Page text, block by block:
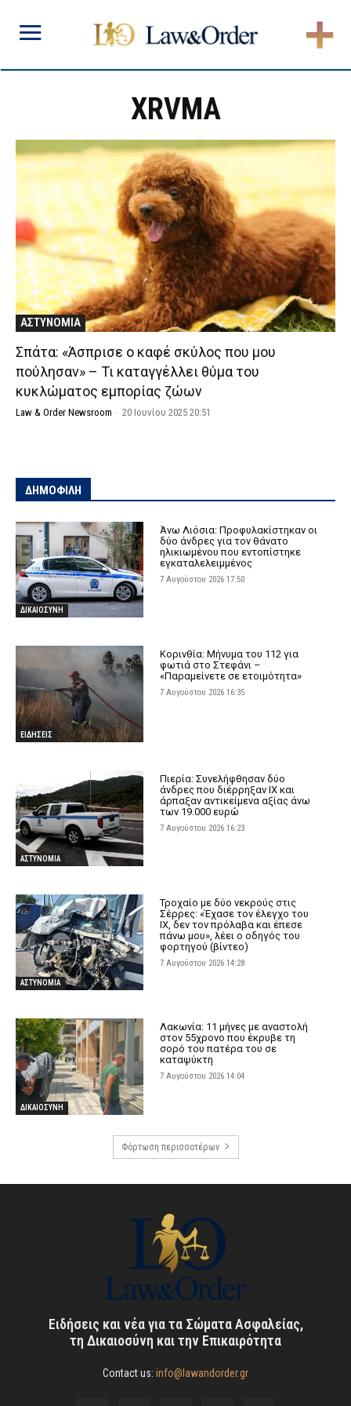
XRVMA
ΑΣΤΥΝΟΜΙΑ
Σπάτα: «Άσπρισε ο καφέ σκύλος που μου
πούλησαν» – Τι καταγγέλλει θύμα του
κυκλώματος εμπορίας ζώων
Law & Order Newsroom - 20 Ιουνίου 2025 20:51
ΔΗΜΟΦΙΛΗ
ΔΙΚΑΙΟΣΥΝΗ
Άνω Λιόσια: Προφυλακίστηκαν οι
δύο άνδρες για τον θάνατο
ηλικιωμένου που εντοπίστηκε
εγκαταλελειμμένος
7 Αυγούστου 2026 17:50
ΕΙΔΗΣΕΙΣ
Κορινθία: Μήνυμα του 112 για
φωτιά στο Στεφάνι –
«Παραμείνετε σε ετοιμότητα»
7 Αυγούστου 2026 16:35
ΑΣΤΥΝΟΜΙΑ
Πιερία: Συνελήφθησαν δύο
άνδρες που διέρρηξαν ΙΧ και
άρπαξαν αντικείμενα αξίας άνω
των 19.000 ευρώ
7 Αυγούστου 2026 16:23
ΑΣΤΥΝΟΜΙΑ
Τροχαίο με δύο νεκρούς στις
Σέρρες: «Έχασε τον έλεγχο του
ΙΧ, δεν τον πρόλαβα και έπεσε
πάνω μου», λέει ο οδηγός του
φορτηγού (βίντεο)
7 Αυγούστου 2026 14:28
ΔΙΚΑΙΟΣΥΝΗ
Λακωνία: 11 μήνες με αναστολή
στον 55χρονο που έκρυβε τη
σορό του πατέρα του σε
καταψύκτη
7 Αυγούστου 2026 14:04
Φόρτωση περισσοτέρων
Ειδήσεις και νέα για τα Σώματα Ασφαλείας,
τη Δικαιοσύνη και την Επικαιρότητα
Contact us: info@lawandorder.gr